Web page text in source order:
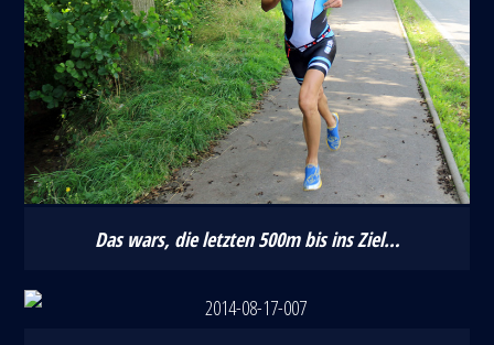
Das wars, die letzten 500m bis ins Ziel…